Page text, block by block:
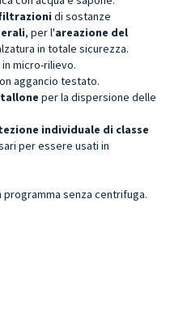
di sostanze
, per l'areazione del
in totale sicurezza.
micro-rilievo.
aggancio testato.
tallone per la dispersione delle
individuale di classe
per essere usati in
programma senza centrifuga.